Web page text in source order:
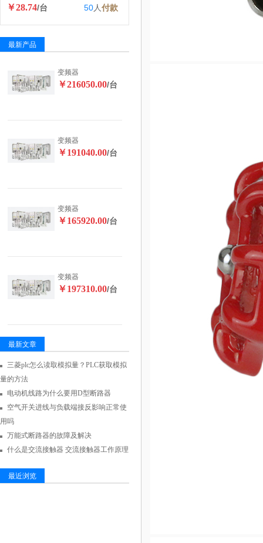
￥28.74/台 50人付款
最新产品
变频器
￥216050.00/台
变频器
￥191040.00/台
变频器
￥165920.00/台
变频器
￥197310.00/台
最新文章
三菱plc怎么读取模拟量？PLC获取模拟
量的方法
电动机线路为什么要用D型断路器
空气开关进线与负载端接反影响正常使
用吗
万能式断路器的故障及解决
什么是交流接触器 交流接触器工作原理
最近浏览